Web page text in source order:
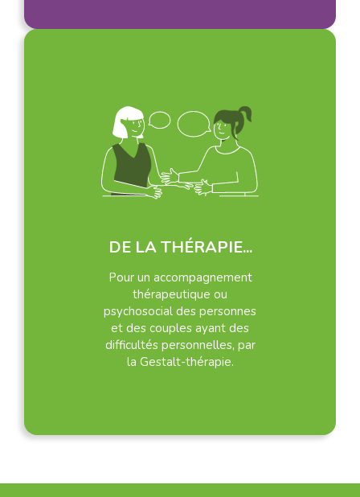
DE LA THÉRAPIE...
Pour un accompagnement
thérapeutique ou
psychosocial des personnes
et des couples ayant des
difficultés personnelles, par
la Gestalt-thérapie.